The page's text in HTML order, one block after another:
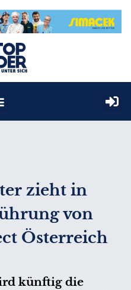
zieht in
von
Österreich
künftig die